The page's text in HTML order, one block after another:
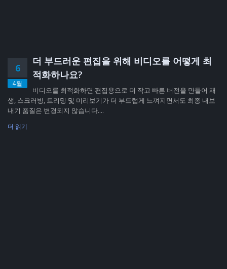
6
4월
더 부드러운 편집을 위해 비디오를 어떻게 최
적화하나요?
비디오를 최적화하면 편집용으로 더 작고 빠른 버전을 만들어 재
생, 스크러빙, 트리밍 및 미리보기가 더 부드럽게 느껴지면서도 최종 내보
내기 품질은 변경되지 않습니다....
더 읽기